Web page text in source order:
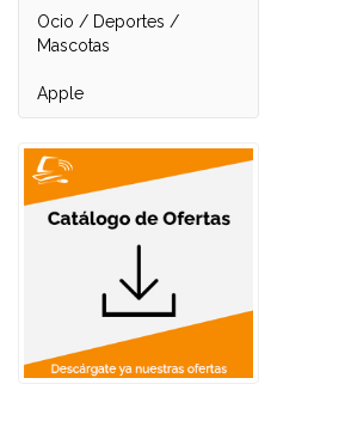
Ocio / Deportes /
Mascotas
Apple